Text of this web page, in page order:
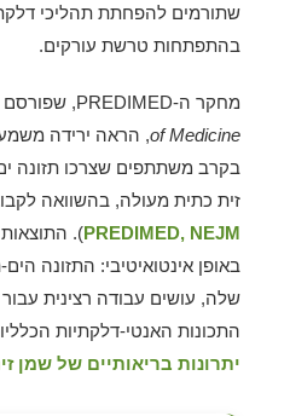
שתורמים להפחתת תהליכי דלקת
בהתפתחות טרשת עורקים.
מחקר ה-PREDIMED, שפורסם ב-
of Medicine, הראה ירידה
בקרב משתתפים שצרכו תזונה
זית כתית מעולה, בהשוואה
PREDIMED, NEJM
).
באופן אינטואיטיבי: התזונה
שלה, עושים עבודה רצינית
התכונות האנטי-דלקתיות
יתרונות בריאותיים של שמן